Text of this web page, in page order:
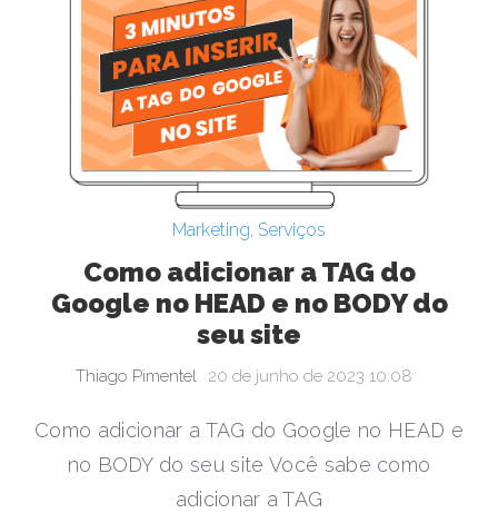
Marketing, Serviços
Como adicionar a TAG do
Google no HEAD e no BODY do
seu site
Thiago Pimentel 20 de junho de 2023 10:08
Como adicionar a TAG do Google no HEAD e
no BODY do seu site Você sabe como
adicionar a TAG